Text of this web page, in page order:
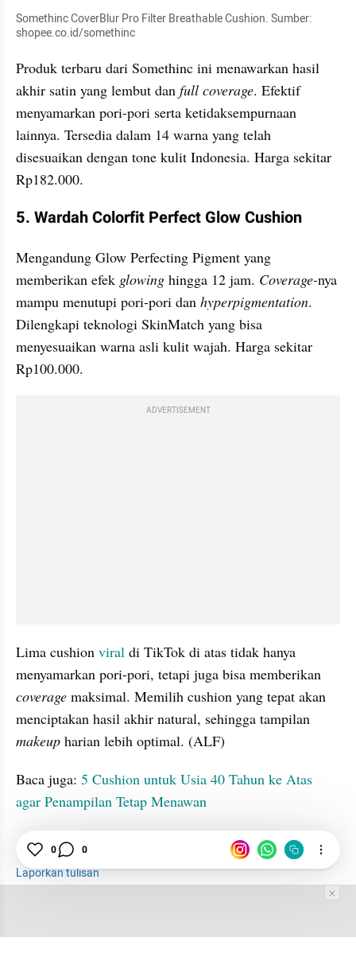
Somethinc CoverBlur Pro Filter Breathable Cushion. Sumber:
shopee.co.id/somethinc
Produk terbaru dari Somethinc ini menawarkan hasil
akhir satin yang lembut dan full coverage. Efektif
menyamarkan pori-pori serta ketidaksempurnaan
lainnya. Tersedia dalam 14 warna yang telah
disesuaikan dengan tone kulit Indonesia. Harga sekitar
Rp182.000.
5. Wardah Colorfit Perfect Glow Cushion
Mengandung Glow Perfecting Pigment yang
memberikan efek glowing hingga 12 jam. Coverage-nya
mampu menutupi pori-pori dan hyperpigmentation.
Dilengkapi teknologi SkinMatch yang bisa
menyesuaikan warna asli kulit wajah. Harga sekitar
Rp100.000.
ADVERTISEMENT
Lima cushion viral di TikTok di atas tidak hanya
coverage maksimal. Memilih cushion yang tepat akan
makeup harian lebih optimal. (ALF)
Baca juga: 5 Cushion untuk Usia 40 Tahun ke Atas
agar Penampilan Tetap Menawan
Cushion
Branding
Laporkan tulisan
0 0